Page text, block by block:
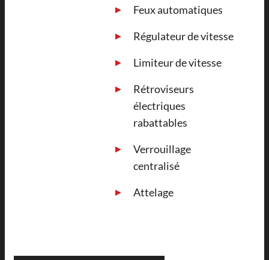
Feux automatiques
Régulateur de vitesse
Limiteur de vitesse
Rétroviseurs
électriques
rabattables
Verrouillage
centralisé
Attelage